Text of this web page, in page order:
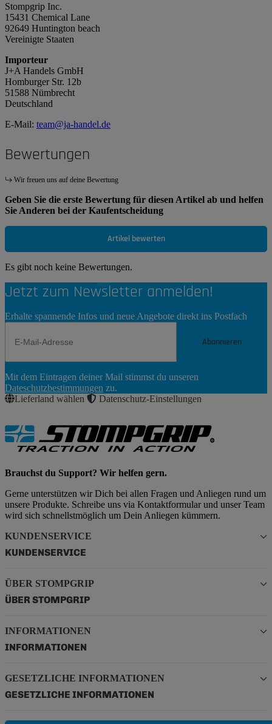
Stompgrip Inc.
15431 Chemical Lane
92649 Huntington beach
Vereinigte Staaten
Importeur
J+A Handels GmbH
Homburger Str. 12b
51588 Nümbrecht
Deutschland
E-Mail: team@ja-handel.de
Bewertungen
Wir freuen uns auf deine Bewertung
Geben Sie die erste Bewertung für diesen Artikel ab und helfen
Sie Anderen bei der Kaufentscheidung
Artikel bewerten
Es gibt noch keine Bewertungen.
Jetzt zum Newsletter anmelden!
Erhalte spannende Infos und neue Angebote direkt ins Postfach
Abonnieren
Abonnieren
Mit dem Eintragen deiner Mail stimmst du unseren
Dateschutzbestimmungen zu.
Lieferland wählen
Datenschutz-Einstellungen
Brauchst du Support? Wir helfen gern.
Gerne unterstützen wir Dich bei allen Fragen und Anliegen rund um
unsere Produkte. Schreibe uns via Kontaktformular und unser Team
wird sich schnellstmöglich um Dein Anliegen kümmern.
KUNDENSERVICE
KUNDENSERVICE
ÜBER STOMPGRIP
ÜBER STOMPGRIP
INFORMATIONEN
INFORMATIONEN
GESETZLICHE INFORMATIONEN
GESETZLICHE INFORMATIONEN